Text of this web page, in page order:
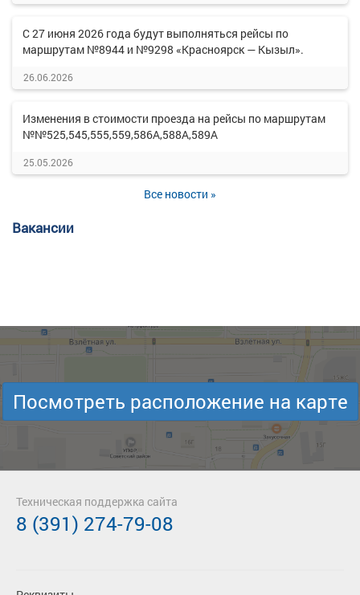
С 27 июня 2026 года будут выполняться рейсы по
маршрутам №8944 и №9298 «Красноярск — Кызыл».
26.06.2026
Изменения в стоимости проезда на рейсы по маршрутам
№№525,545,555,559,586А,588А,589А
25.05.2026
Все новости »
Вакансии
Посмотреть расположение на карте
Техническая поддержка сайта
8 (391) 274-79-08